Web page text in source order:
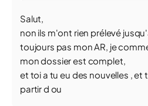
Salut,
non ils m'ont rien prélevé
toujours pas mon AR, je
mon dossier est complet,
et toi a tu eu des nouvelles , et
partir d ou